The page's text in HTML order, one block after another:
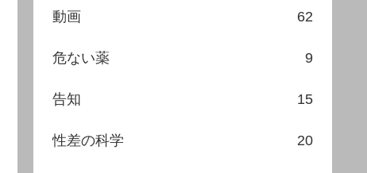
動画 62
危ない薬 9
告知 15
性差の科学 20